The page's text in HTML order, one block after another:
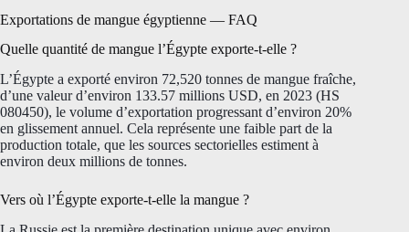
Exportations de mangue égyptienne — FAQ
Quelle quantité de mangue l’Égypte exporte-t-elle ?
L’Égypte a exporté environ 72,520 tonnes de mangue fraîche,
d’une valeur d’environ 133.57 millions USD, en 2023 (HS
080450), le volume d’exportation progressant d’environ 20%
en glissement annuel. Cela représente une faible part de la
production totale, que les sources sectorielles estiment à
environ deux millions de tonnes.
Vers où l’Égypte exporte-t-elle la mangue ?